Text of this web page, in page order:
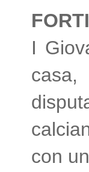
I
con